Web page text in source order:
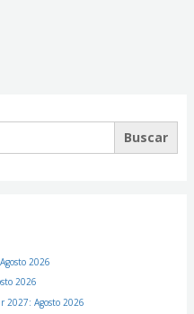
2026
2026
2027: Agosto 2026